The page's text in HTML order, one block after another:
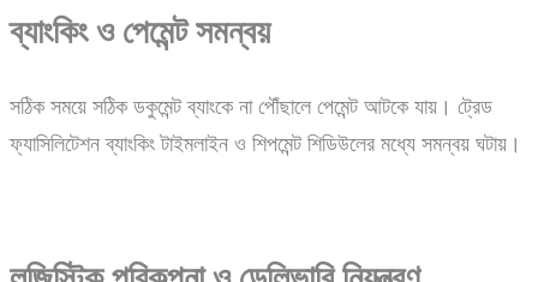
ব্যাংকিং ও পেমেন্ট সমন্বয়
সঠিক সময়ে সঠিক ডকুমেন্ট ব্যাংকে না পৌঁছালে পেমেন্ট আটকে যায়। ট্রেড
ফ্যাসিলিটেশন ব্যাংকিং টাইমলাইন ও শিপমেন্ট শিডিউলের মধ্যে সমন্বয় ঘটায়।